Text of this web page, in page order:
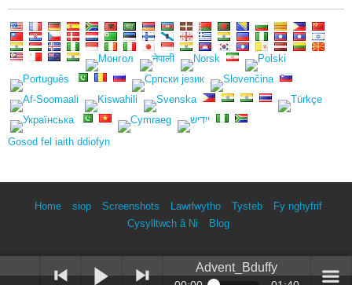
Gosod fel iaith ddiofyn
Home siop Screenshots Lawrlwytho Tysteb
Fy nghyfrif
Cysylltwch â Ni
Blog
Advent_Bduffy